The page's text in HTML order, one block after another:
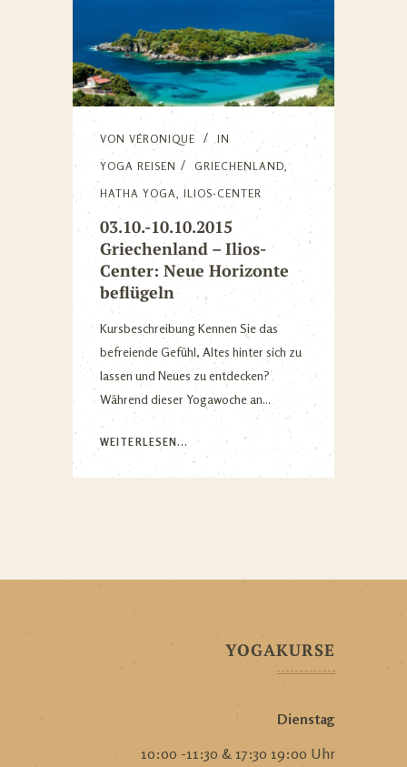
VON VÉRONIQUE
IN
YOGA REISEN
GRIECHENLAND
HATHA YOGA
ILIOS-CENTER
03.10.-10.10.2015
Griechenland – Ilios-
Center: Neue Horizonte
beflügeln
Kursbeschreibung Kennen Sie das
befreiende Gefühl, Altes hinter sich zu
lassen und Neues zu entdecken?
Während dieser Yogawoche an...
WEITERLESEN...
YOGAKURSE
Dienstag
10:00 -11:30 & 17:30 19:00 Uhr